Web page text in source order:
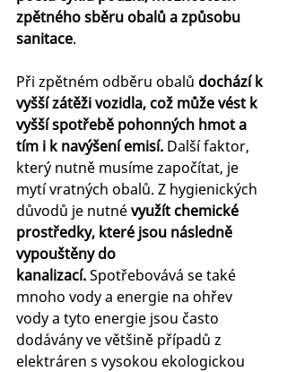
zpětného sběru obalů a způsobu
sanitace.
Při zpětném odběru obalů dochází k
vyšší zátěži vozidla, což může vést k
vyšší spotřebě pohonných hmot a
tím i k navýšení emisí. Další faktor,
který nutně musíme započítat, je
mytí vratných obalů. Z hygienických
důvodů je nutné využít chemické
prostředky, které jsou následně
vypouštěny do
kanalizací. Spotřebovává se také
mnoho vody a energie na ohřev
vody a tyto energie jsou často
dodávány ve většině případů z
elektráren s vysokou ekologickou